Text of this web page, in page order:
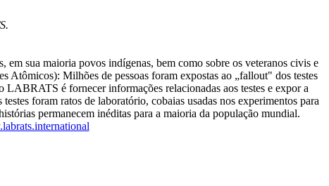
em sua maioria povos indígenas, bem como sobre os veteranos civis e
Atômicos): Milhões de pessoas foram expostas ao „fallout" dos testes
LABRATS é fornecer informações relacionadas aos testes e expor a
foram ratos de laboratório, cobaias usadas nos experimentos para
permanecem inéditas para a maioria da população mundial.